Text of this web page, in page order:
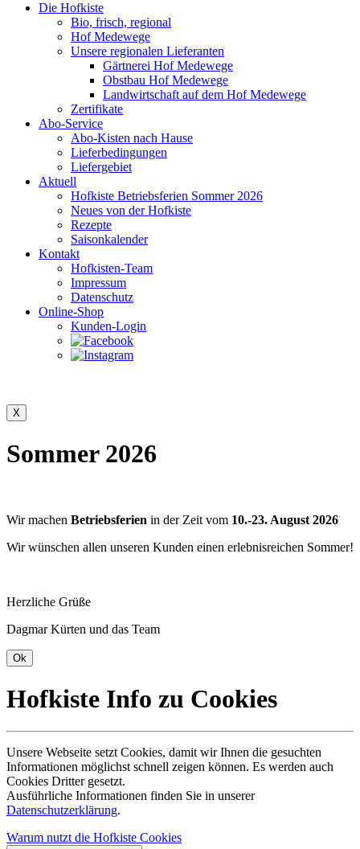
Die Hofkiste
Bio, frisch, regional
Hof Medewege
Unsere regionalen Lieferanten
Gärtnerei Hof Medewege
Obstbau Hof Medewege
Landwirtschaft auf dem Hof Medewege
Zertifikate
Abo-Service
Abo-Kisten nach Hause
Lieferbedingungen
Liefergebiet
Aktuell
Hofkiste Betriebsferien Sommer 2026
Neues von der Hofkiste
Rezepte
Saisonkalender
Kontakt
Hofkisten-Team
Impressum
Datenschutz
Online-Shop
Kunden-Login
Sommer 2026
Wir machen Betriebsferien in der Zeit vom 10.-23. August 2026
Wir wünschen allen unseren Kunden einen erlebnisreichen Sommer!
Herzliche Grüße
Dagmar Kürten und das Team
Hofkiste Info zu Cookies
Unsere Webseite setzt Cookies, damit wir Ihnen die gesuchten
Informationen möglichst schnell zeigen können. Es werden auch
Cookies Dritter gesetzt.
Ausführliche Informationen finden Sie in unserer
Datenschutzerklärung.
Warum nutzt die Hofkiste Cookies